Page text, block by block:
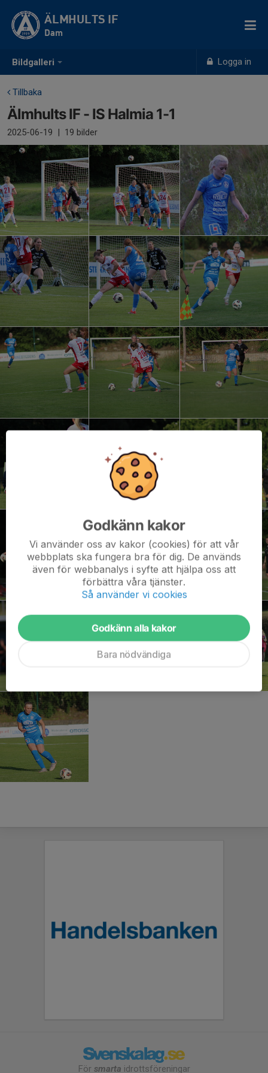
Bildgalleri Logga in
ÄLMHULTS IF
Dam
Tillbaka
Älmhults IF - IS Halmia 1-1
2025-06-19 | 19 bilder
För smarta idrottsföreningar
Godkänn kakor
Vi använder oss av kakor (cookies) för att vår
webbplats ska fungera bra för dig. De används
även för webbanalys i syfte att hjälpa oss att
förbättra våra tjänster.
Så använder vi cookies
Godkänn alla kakor
Bara nödvändiga